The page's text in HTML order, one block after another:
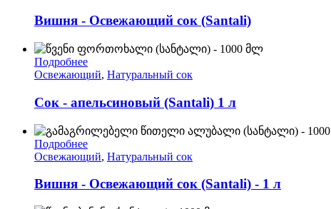
Вишня - Освежающий сок (Santali)
Подробнее
Освежающий, Натуральный сок
Сок - апельсиновый (Santali) 1 л
Подробнее
Освежающий, Натуральный сок
Вишня - Освежающий сок (Santali) - 1 л